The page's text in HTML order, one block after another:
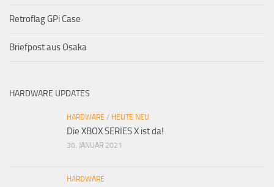
Retroflag GPi Case
Briefpost aus Osaka
HARDWARE UPDATES
HARDWARE / HEUTE NEU
Die XBOX SERIES X ist da!
30. JANUAR 2021
HARDWARE